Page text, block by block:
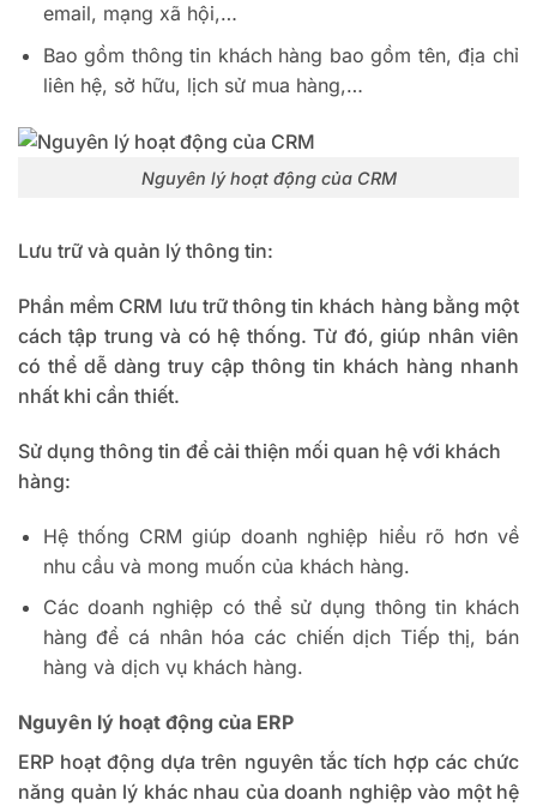
email, mạng xã hội,…
Bao gồm thông tin khách hàng bao gồm tên, địa chỉ
liên hệ, sở hữu, lịch sử mua hàng,…
Nguyên lý hoạt động của CRM
Lưu trữ và quản lý thông tin:
Phần mềm CRM lưu trữ thông tin khách hàng bằng một
cách tập trung và có hệ thống. Từ đó, giúp nhân viên
có thể dễ dàng truy cập thông tin khách hàng nhanh
nhất khi cần thiết.
Sử dụng thông tin để cải thiện mối quan hệ với khách
hàng:
Hệ thống CRM giúp doanh nghiệp hiểu rõ hơn về
nhu cầu và mong muốn của khách hàng.
Các doanh nghiệp có thể sử dụng thông tin khách
hàng để cá nhân hóa các chiến dịch Tiếp thị, bán
hàng và dịch vụ khách hàng.
Nguyên lý hoạt động của ERP
ERP hoạt động dựa trên nguyên tắc tích hợp các chức
năng quản lý khác nhau của doanh nghiệp vào một hệ